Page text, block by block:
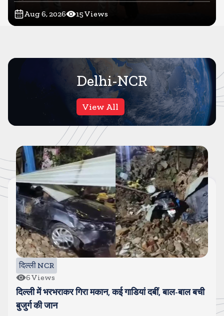
Aug 6, 2026 15Views
Delhi-NCR
View All
दिल्ली NCR
6Views
दिल्ली में भरभराकर गिरा मकान, कई गाडियां दबीं, बाल-बाल बची
बुजुर्ग की जान